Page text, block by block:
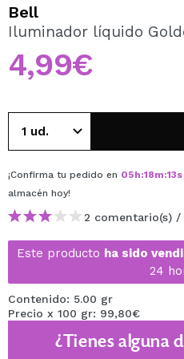
Al crear una cuenta en
tus compras rápidamente,
pedidos y consultar tus
CREAR
Bell
Iluminador líquido
4,99€
¡Confirma tu pedido en 05h:18m:13s
almacén hoy!
2 comentario(s) /
Este producto ha sido
24
Contenido: 5.00 gr
Precio x 100 gr: 99,80€
¿Tienes alguna